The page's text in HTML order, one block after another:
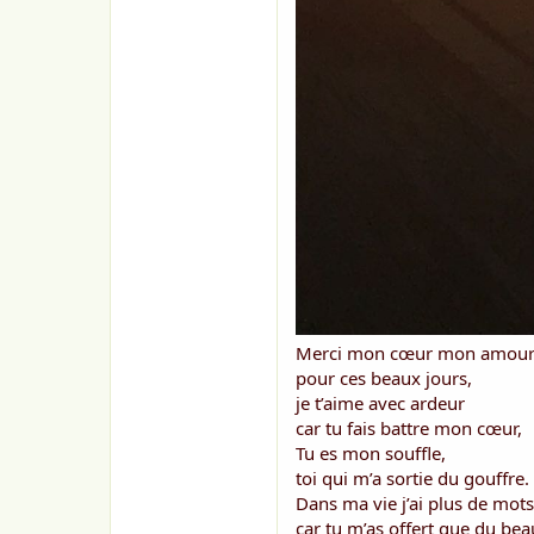
Merci mon cœur mon amour
pour ces beaux jours,
je t’aime avec ardeur
car tu fais battre mon cœur,
Tu es mon souffle,
toi qui m’a sortie du gouffre.
Dans ma vie j’ai plus de mots
car tu m’as offert que du